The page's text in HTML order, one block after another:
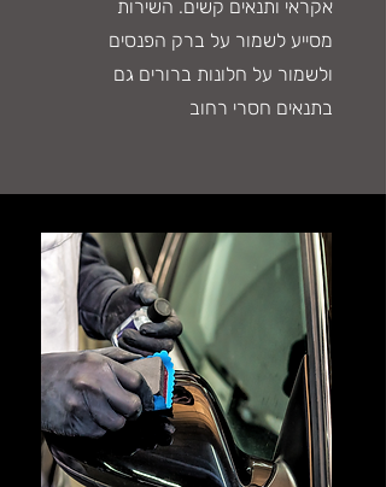
אקראי ותנאים קשים. השירות
מסייע לשמור על ברק הפנסים
ולשמור על חלונות ברורים גם
בתנאים חסרי רחוב